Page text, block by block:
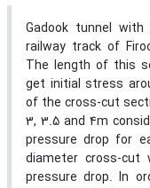
Gadook tunnel
railway track of
The length of this
get initial stress
of the cross-cut
3, 3.5 and 4m
pressure drop for
diameter cross-cut
pressure drop. In